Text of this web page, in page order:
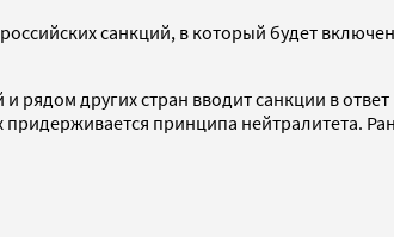
санкций, в который будет
рядом других стран вводит санкции в
принципа нейтралитета.